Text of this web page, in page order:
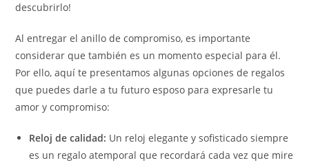
descubrirlo!
Al entregar el anillo de compromiso, es importante
considerar que también es un momento especial para él.
Por ello, aquí te presentamos algunas opciones de regalos
que puedes darle a tu futuro esposo para expresarle tu
amor y compromiso:
Reloj de calidad: Un reloj elegante y sofisticado siempre
es un regalo atemporal que recordará cada vez que mire